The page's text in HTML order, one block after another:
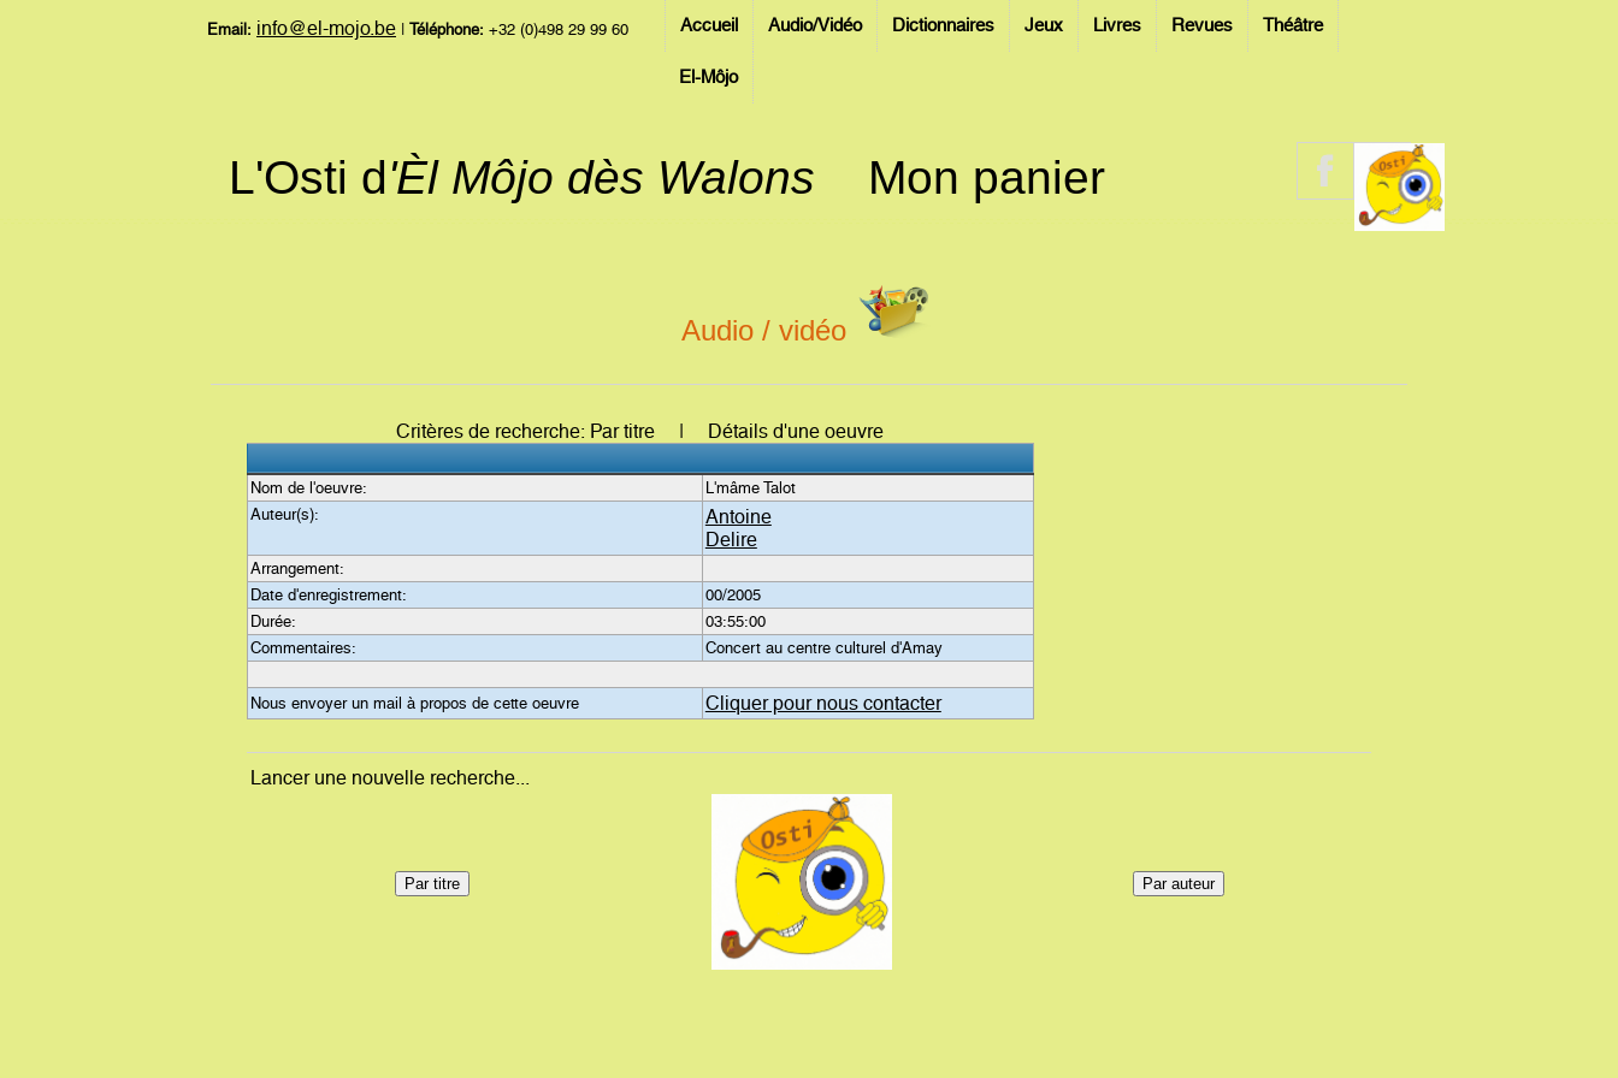
Email: info@el-mojo.be Téléphone: +32 (0)498 29 99 60 Accueil Audio/Vidéo Dictionnaires Jeux Livres Revues Théâtre
El-Môjo
L'Osti d'Èl Môjo dès Walons Mon panier
Audio / vidéo
Critères de recherche: Par titre | Détails d'une oeuvre
Nom de l'oeuvre:
L'mâme Talot
Auteur(s):
Antoine
Delire
Arrangement:
Date d'enregistrement:
00/2005
Durée:
03:55:00
Commentaires:
Concert au centre culturel d'Amay
Nous envoyer un mail à propos de cette oeuvre Cliquer pour nous contacter
Lancer une nouvelle recherche...